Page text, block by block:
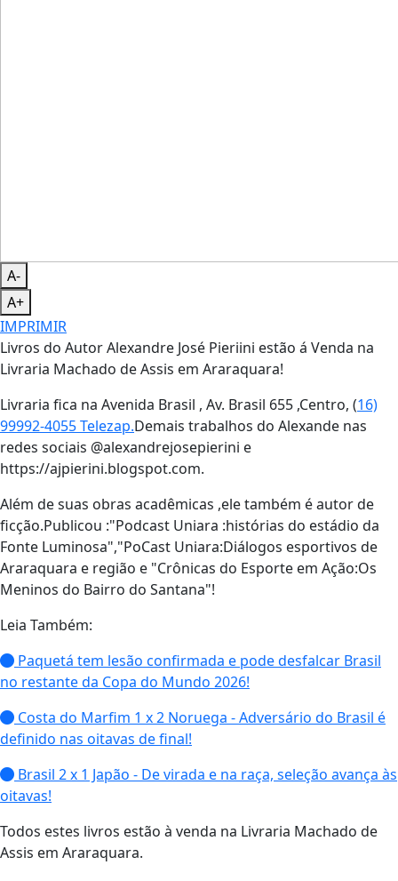
A-
A+
IMPRIMIR
Livros do Autor Alexandre José Pieriini estão á Venda na
Livraria Machado de Assis em Araraquara!
Livraria fica na Avenida Brasil , Av. Brasil 655 ,Centro, (16)
99992-4055 Telezap.Demais trabalhos do Alexande nas
redes sociais @alexandrejosepierini e
https://ajpierini.blogspot.com.
Além de suas obras acadêmicas ,ele também é autor de
ficção.Publicou :"Podcast Uniara :histórias do estádio da
Fonte Luminosa","PoCast Uniara:Diálogos esportivos de
Araraquara e região e "Crônicas do Esporte em Ação:Os
Meninos do Bairro do Santana"!
Leia Também:
Paquetá tem lesão confirmada e pode desfalcar Brasil
no restante da Copa do Mundo 2026!
Costa do Marfim 1 x 2 Noruega - Adversário do Brasil é
definido nas oitavas de final!
Brasil 2 x 1 Japão - De virada e na raça, seleção avança às
oitavas!
Todos estes livros estão à venda na Livraria Machado de
Assis em Araraquara.